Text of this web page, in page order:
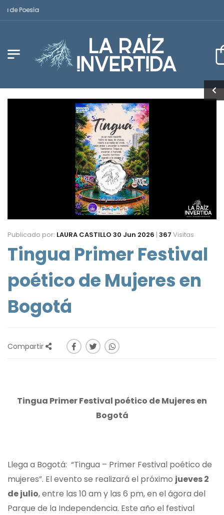
Poesía
Publicado por: LAURA CASTILLO 30 Jun 2026 | 367 Visitas
Tingua Primer Festival
poético de Mujeres en
Bogotá
Compartir
Tingua Primer Festival poético de Mujeres en
Bogotá
Llega a Bogotá: “Tingua – Primer Festival poético de
mujeres”. El evento se realizará el próximo jueves 2
de julio, entre las 10 am y las 6 pm, en el ágora del
Parque de la Independencia. Este año el festival